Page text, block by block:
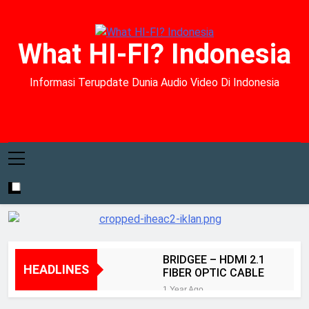
contentWhat HI-FI? Indonesia
Informasi Terupdate Dunia Audio Video Di Indonesia
HEADLINES
BRIDGEE – HDMI 2.1
FIBER OPTIC CABLE
1 Year Ago